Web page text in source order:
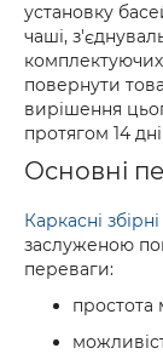
установку
чаші,
повернути
вирішення
протягом 14
Основні
Каркасні
заслуженою
переваги:
простота